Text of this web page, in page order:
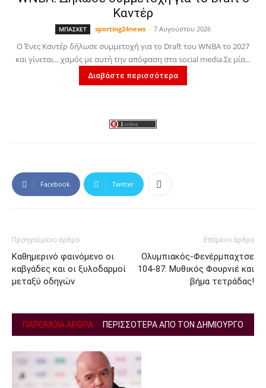
Καντέρ
ΜΠΑΣΚΕΤ sporting24news - 7 Αυγούστου 2026
Ο Ένες Καντέρ δήλωσε συμμετοχή για το Draft του WNBA το 2027
και γίνεται... χαμός με αυτή την απόφαση στα social media.Σε μία...
Διαβάστε περισσότερα
Facebook Twitter
Προηγούμενο άρθρο
Καθημερινό φαινόμενο οι
καβγάδες και οι ξυλοδαρμοί
μεταξύ οδηγών
Επόμενο άρθρο
Ολυμπιακός-Φενέρμπαχτσε
104-87: Μυθικός Φουρνιέ και
βήμα τετράδας!
ΠΑΡΟΜΟΙΑ ΑΡΘΡΑ ΠΕΡΙΣΣΟΤΕΡΑ ΑΠΟ ΤΟΝ ΔΗΜΙΟΥΡΓΟ